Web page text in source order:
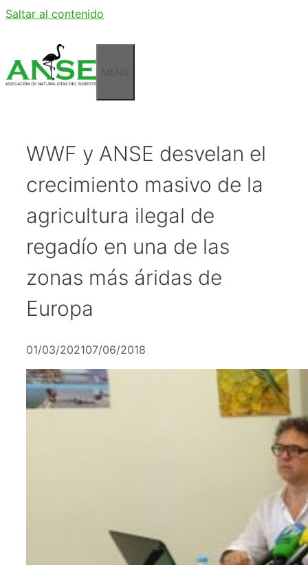
Saltar al contenido
WWF y ANSE desvelan el
crecimiento masivo de la
agricultura ilegal de
regadío en una de las
zonas más áridas de
Europa
01/03/202107/06/2018